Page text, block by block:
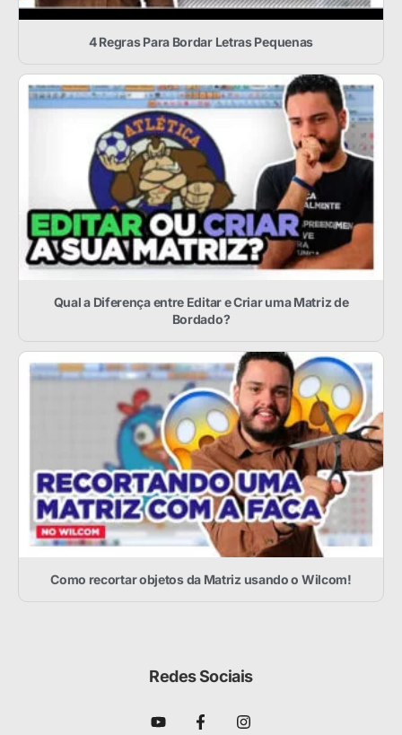
4 Regras Para Bordar Letras Pequenas
Qual a Diferença entre Editar e Criar uma Matriz de
Bordado?
Como recortar objetos da Matriz usando o Wilcom!
Redes Sociais